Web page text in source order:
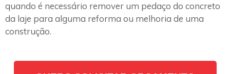
quando é necessário remover um pedaço do concreto
da laje para alguma reforma ou melhoria de uma
construção.